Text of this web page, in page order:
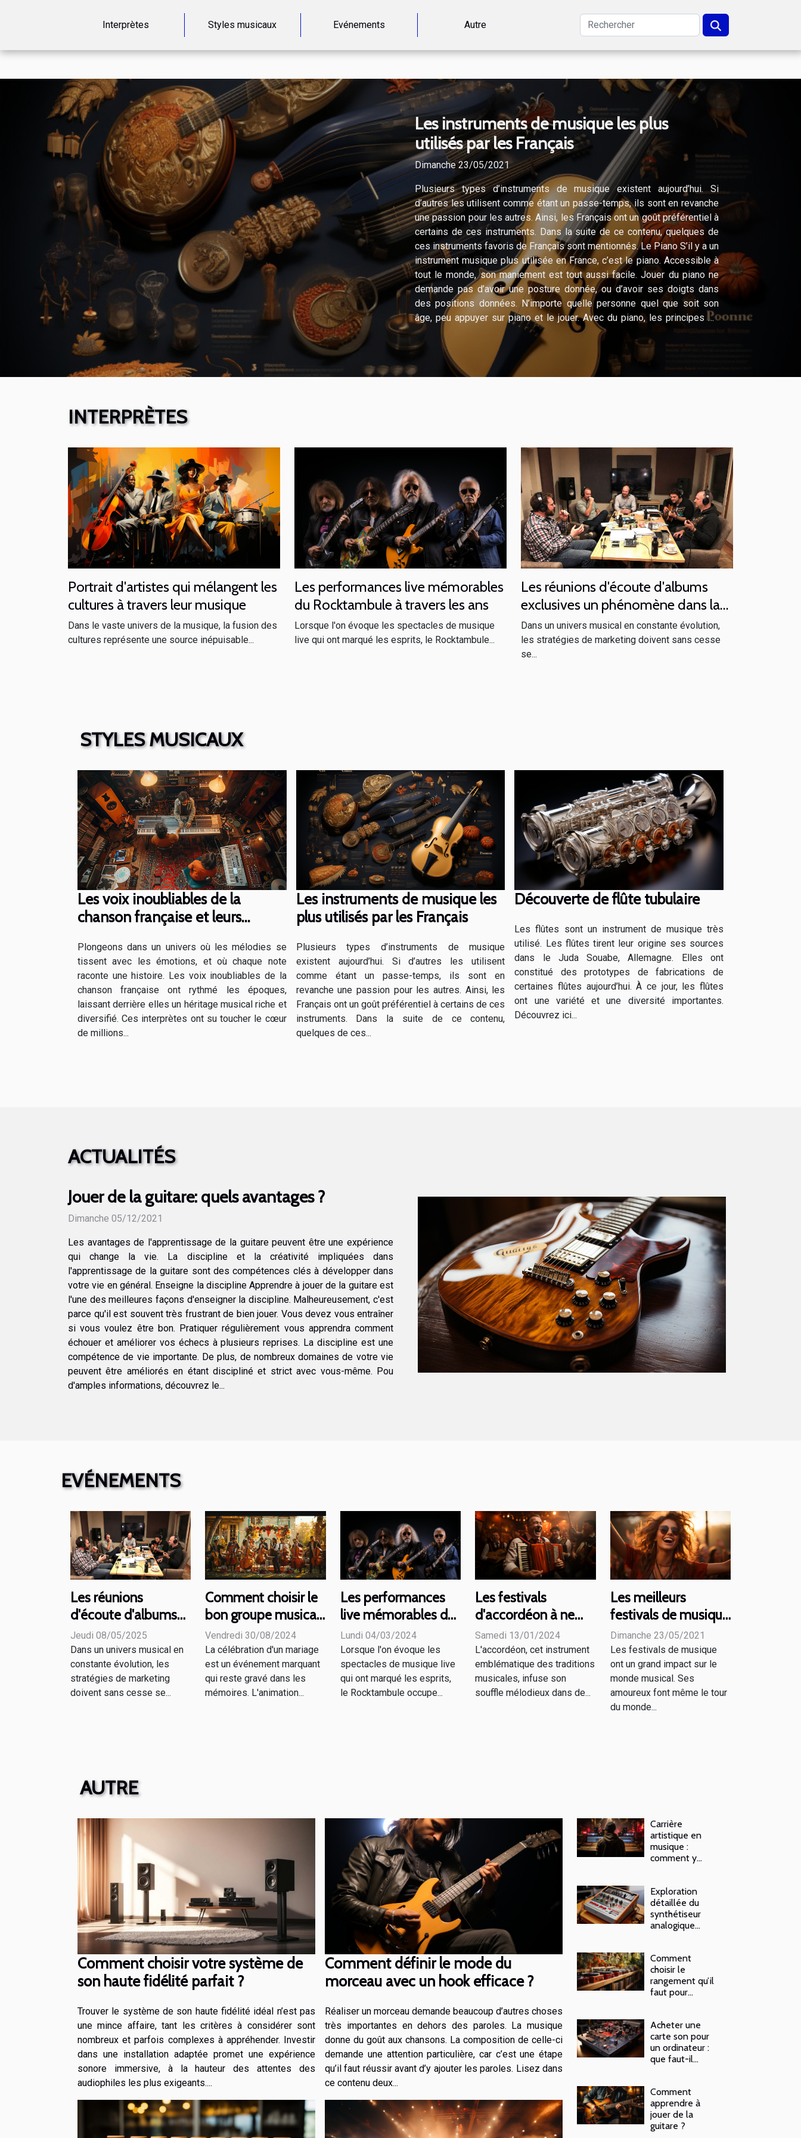
Interprètes Styles musicaux Evénements Autre
Les instruments de musique les plus
utilisés par les Français
Dimanche 23/05/2021
Plusieurs types d’instruments de musique existent aujourd’hui. Si
d’autres les utilisent comme étant un passe-temps, ils sont en revanche
une passion pour les autres. Ainsi, les Français ont un goût préférentiel à
certains de ces instruments. Dans la suite de ce contenu, quelques de
ces instruments favoris de Français sont mentionnés. Le Piano S’il y a un
instrument musique plus utilisée en France, c’est le piano. Accessible à
tout le monde, son maniement est tout aussi facile. Jouer du piano ne
demande pas d’avoir une posture donnée, ou d’avoir ses doigts dans
des positions données. N’importe quelle personne quel que soit son
âge, peu appuyer sur piano et le jouer. Avec du piano, les principes de
base pour apprendre à jouer de la musique ne sont pas difficiles. Il fait
partie des rares...
INTERPRÈTES
Portrait d'artistes qui mélangent les
cultures à travers leur musique
Dans le vaste univers de la musique, la fusion des
cultures représente une source inépuisable...
Les performances live mémorables
du Rocktambule à travers les ans
Lorsque l'on évoque les spectacles de musique
live qui ont marqué les esprits, le Rocktambule...
Les réunions d'écoute d'albums
exclusives un phénomène dans la
stratégie de marketing musical
Dans un univers musical en constante évolution,
les stratégies de marketing doivent sans cesse
se...
STYLES MUSICAUX
Les voix inoubliables de la
chanson française et leurs
Plongeons dans un univers où les mélodies se
tissent avec les émotions, et où chaque note
raconte une histoire. Les voix inoubliables de la
chanson française ont rythmé les époques,
laissant derrière elles un héritage musical riche et
diversifié. Ces interprètes ont su toucher le cœur
de millions...
Les instruments de musique les
plus utilisés par les Français
Plusieurs types d’instruments de musique
existent aujourd’hui. Si d’autres les utilisent
comme étant un passe-temps, ils sont en
revanche une passion pour les autres. Ainsi, les
Français ont un goût préférentiel à certains de ces
instruments. Dans la suite de ce contenu,
quelques de ces...
Découverte de flûte tubulaire
Les flûtes sont un instrument de musique très
utilisé. Les flûtes tirent leur origine ses sources
dans le Juda Souabe, Allemagne. Elles ont
constitué des prototypes de fabrications de
certaines flûtes aujourd’hui. À ce jour, les flûtes
ont une variété et une diversité importantes.
Découvrez ici...
ACTUALITÉS
Jouer de la guitare: quels avantages ?
Dimanche 05/12/2021
Les avantages de l'apprentissage de la guitare peuvent être une expérience
qui change la vie. La discipline et la créativité impliquées dans
l'apprentissage de la guitare sont des compétences clés à développer dans
votre vie en général. Enseigne la discipline Apprendre à jouer de la guitare est
l'une des meilleures façons d'enseigner la discipline. Malheureusement, c'est
parce qu'il est souvent très frustrant de bien jouer. Vous devez vous entraîner
si vous voulez être bon. Pratiquer régulièrement vous apprendra comment
échouer et améliorer vos échecs à plusieurs reprises. La discipline est une
compétence de vie importante. De plus, de nombreux domaines de votre vie
peuvent être améliorés en étant discipliné et strict avec vous-même. Pou
d'amples informations, découvrez le...
EVÉNEMENTS
Les réunions
d'écoute d'albums
exclusives un
phénomène dans la
stratégie de
marketing musical
Jeudi 08/05/2025
Dans un univers musical en
constante évolution, les
stratégies de marketing
doivent sans cesse se...
Comment choisir le
bon groupe musical
pour animer un
mariage
Vendredi 30/08/2024
La célébration d'un mariage
est un événement marquant
qui reste gravé dans les
mémoires. L'animation...
Les performances
live mémorables du
Rocktambule à
travers les ans
Lundi 04/03/2024
Lorsque l'on évoque les
spectacles de musique live
qui ont marqué les esprits,
le Rocktambule occupe...
Les festivals
d'accordéon à ne
pas manquer
Samedi 13/01/2024
L'accordéon, cet instrument
emblématique des traditions
musicales, infuse son
souffle mélodieux dans de...
Les meilleurs
festivals de musique
du monde
Dimanche 23/05/2021
Les festivals de musique
ont un grand impact sur le
monde musical. Ses
amoureux font même le tour
du monde...
AUTRE
Comment choisir votre système de
son haute fidélité parfait ?
Trouver le système de son haute fidélité idéal n’est pas
une mince affaire, tant les critères à considérer sont
nombreux et parfois complexes à appréhender. Investir
dans une installation adaptée promet une expérience
sonore immersive, à la hauteur des attentes des
audiophiles les plus exigeants....
Comment définir le mode du
morceau avec un hook efficace ?
Réaliser un morceau demande beaucoup d’autres choses
très importantes en dehors des paroles. La musique
donne du goût aux chansons. La composition de celle-ci
demande une attention particulière, car c’est une étape
qu’il faut réussir avant d’y ajouter les paroles. Lisez dans
ce contenu deux...
Carrière
artistique en
musique :
comment y
Exploration
détaillée du
synthétiseur
analogique
Comment
choisir le
rangement qu’il
faut pour
Acheter une
carte son pour
un ordinateur :
que faut-il
Comment
apprendre à
jouer de la
guitare ?